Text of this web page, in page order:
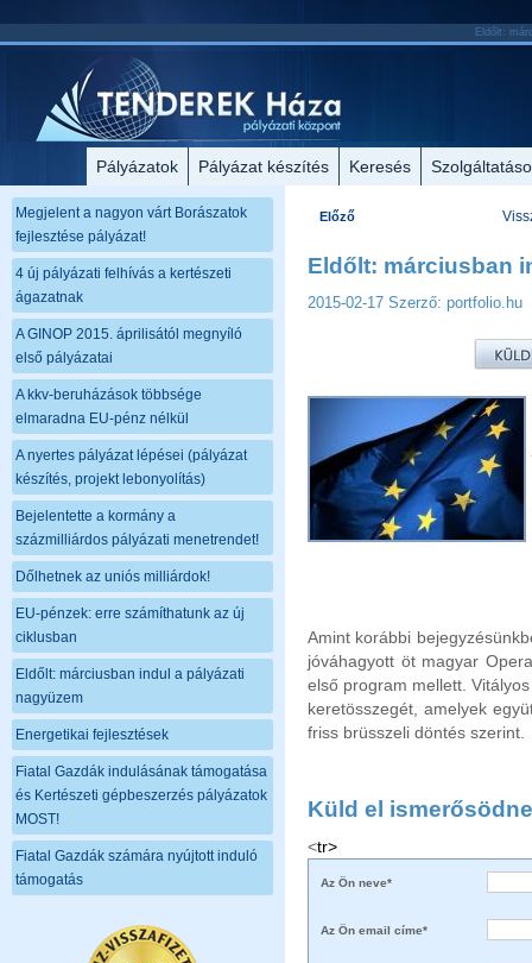
Eldőlt:
Pályázatok Pályázat készítés Keresés
Megjelent a nagyon várt Borászatok
fejlesztése pályázat!
4 új pályázati felhívás a kertészeti
ágazatnak
A GINOP 2015. áprilisától megnyíló
első pályázatai
A kkv-beruházások többsége
elmaradna EU-pénz nélkül
A nyertes pályázat lépései (pályázat
készítés, projekt lebonyolítás)
Bejelentette a kormány a
százmilliárdos pályázati menetrendet!
Dőlhetnek az uniós milliárdok!
EU-pénzek: erre számíthatunk az új
ciklusban
Eldőlt: márciusban indul a pályázati
nagyüzem
Energetikai fejlesztések
Fiatal Gazdák indulásának támogatása
és Kertészeti gépbeszerzés pályázatok
MOST!
Fiatal Gazdák számára nyújtott induló
támogatás
Előző
Eldőlt: márciusban
2015-02-17 Szerző: portfolio.hu
Amint korábbi
jóváhagyott öt magyar
első program mellett.
keretösszegét, amelyek
friss brüsszeli döntés szerint.
Küld el
<tr>
Az Ön neve*
Az Ön email címe*